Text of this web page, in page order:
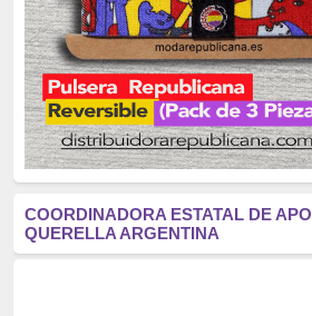
Cultura
(2163)
Guerra
(1674)
genocidio
(1234)
mujer
(1070)
Eventos
(914)
COORDINADORA ESTATAL DE
QUERELLA ARGENTINA